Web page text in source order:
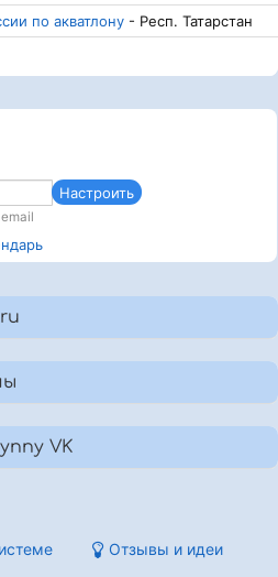
по акватлону - Респ. Татарстан
Настроить
VK
Отзывы и идеи